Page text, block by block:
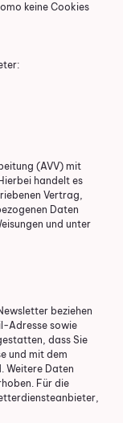
keine Cookies
(AVV) mit
handelt es
Vertrag,
Daten
und unter
beziehen
Adresse sowie
dass Sie
und mit dem
Weitere Daten
Für die